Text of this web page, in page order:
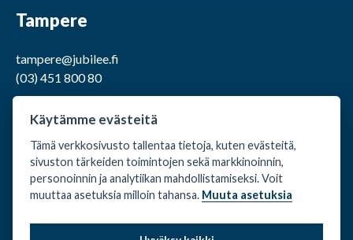
Tampere
tampere@jubilee.fi
(03) 451 800 80
ma-pe klo 9.00 -15.00
Kaakkurintie 12,
37150 Nokia
Käytämme evästeitä
Tämä verkkosivusto tallentaa tietoja, kuten evästeitä,
sivuston tärkeiden toimintojen sekä markkinoinnin,
personoinnin ja analytiikan mahdollistamiseksi. Voit
muuttaa asetuksia milloin tahansa. Muuta asetuksia